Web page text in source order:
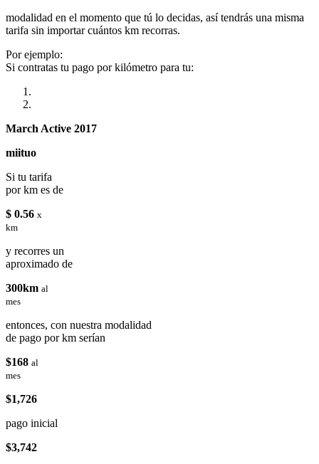
modalidad en el momento que tú lo decidas, así tendrás una misma
tarifa sin importar cuántos km recorras.
Por ejemplo:
Si contratas tu pago por kilómetro para tu:
March Active 2017
miituo
Si tu tarifa
por km es de
$ 0.56 x
km
y recorres un
aproximado de
300km al
mes
entonces, con nuestra modalidad
de pago por km serían
$168 al
mes
$1,726
pago inicial
$3,742